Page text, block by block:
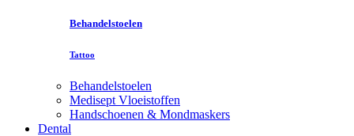
Behandelstoelen
Tattoo
Behandelstoelen
Medisept Vloeistoffen
Handschoenen & Mondmaskers
Dental